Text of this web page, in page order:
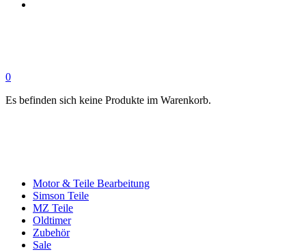
0
Es befinden sich keine Produkte im Warenkorb.
Motor & Teile Bearbeitung
Simson Teile
MZ Teile
Oldtimer
Zubehör
Sale